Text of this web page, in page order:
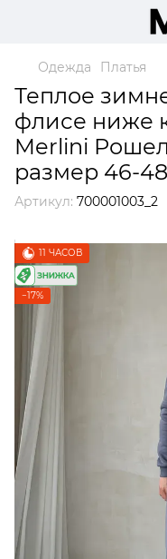
Одежда Платья
Теплое
флисе ниже
Merlini
размер 46-
Артикул: 700001003_2
11 ЧАСОВ
−17%